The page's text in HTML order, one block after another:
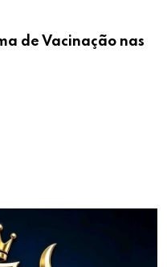
de Vacinação nas